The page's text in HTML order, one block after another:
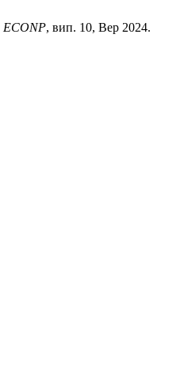
ECONP, вип. 10, Вер 2024.